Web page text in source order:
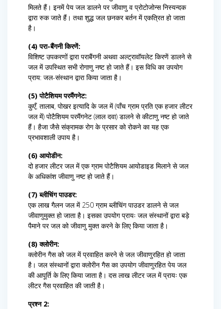
मिलते हैं। इनमें पेय जल डालने पर जीवाणु व प्रोटोजोन्स निस्यन्दक
द्वारा रुक जाते हैं। तथा शुद्ध जल छनकर बर्तन में एकत्रित हो जाता
है।
(4) परा-बैंगनी किरणें:
विशिष्ट उपकरणों द्वारा पराबैंगनी अथवा अल्ट्रावॉयलेट किरणें डालने से
जल में उपस्थित सभी रोगाणु नष्ट हो जाते हैं। इस विधि का उपयोग
प्राय: जल-संस्थान द्वारा किया जाता है।
(5) पोटैशियम परमैंगनेट:
कुएँ, तालाब, पोखर इत्यादि के जल में (पाँच ग्राम प्रति एक हजार लीटर
जल में) पोटैशियम परमैंगनेट (लाल दवा) डालने से कीटाणु नष्ट हो जाते
हैं। हैजा जैसे संक्रामक रोग के प्रसार को रोकने का यह एक
प्रभावशाली उपाय है।
(6) आयोडीन:
दो हजार लीटर जल में एक ग्राम पोटैशियम आयोडाइड मिलाने से जल
के अधिकांश जीवाणु नष्ट हो जाते हैं।
(7) ब्लीचिंग पाउडर:
एक लाख गैलन जल में 250 ग्राम ब्लीचिंग पाउडर डालने से जल
जीवाणुमुक्त हो जाता है। इसका उपयोग प्रायः जल संस्थानों द्वारा बड़े
पैमाने पर जल को जीवाणु मुक्त करने के लिए किया जाता है।
(8) क्लोरीन:
क्लोरीन गैस को जल में प्रवाहित करने से जल जीवाणुरहित हो जाता
है। जल संस्थानों द्वारा क्लोरीन गैस का उपयोग जीवाणुरहित पेय जल
की आपूर्ति के लिए किया जाता है। दस लाख लीटर जल में प्रायः एक
लीटर गैस प्रवाहित की जाती है।
प्रश्न 2: